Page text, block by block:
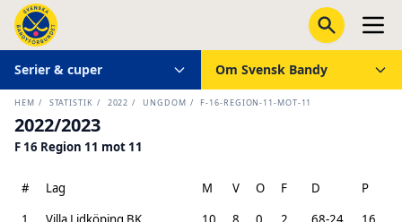
Serier & cuper Om Svensk Bandy
HEM / STATISTIK / 2022 / UNGDOM / F-16-REGION-11-MOT-11
2022/2023
F 16 Region 11 mot 11
# Lag M V O F D
P